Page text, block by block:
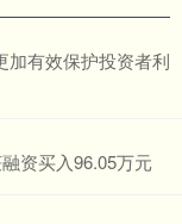
加有效保护投资者利
资买入96.05万元